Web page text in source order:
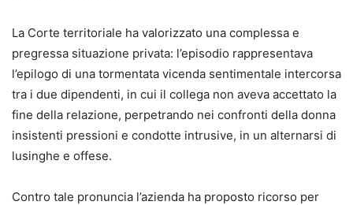
Completa il volume un praticoFormulario online
stragiudiziale e giudiziale, disponibile anche in formato
editabile e stampabile.
Manuela Rinaldi
Avvocato cassazionista, consigliere e tesoriere del COA
professore a contratto di “Tutela della salute e sicurezza
La Corte territoriale ha valorizzato una complessa e
pregressa situazione privata: l’episodio rappresentava
l’epilogo di una tormentata vicenda sentimentale intercorsa
tra i due dipendenti, in cui il collega non aveva accettato la
fine della relazione, perpetrando nei confronti della donna
insistenti pressioni e condotte intrusive, in un alternarsi di
lusinghe e offese.
Contro tale pronuncia l’azienda ha proposto ricorso per